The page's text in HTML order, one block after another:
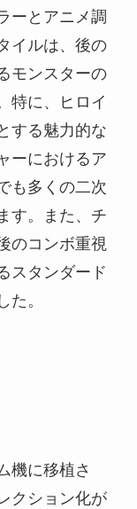
ーとアニメ調
イルは、後の
モンスターの
特に、ヒロイ
する魅力的な
ーにおけるア
も多くの二次
す。また、チ
のコンボ重視
スタンダード
た。
機に移植さ
クション化が